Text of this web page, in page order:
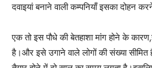
दवाइयां बनाने वाली कम्पनियाँ इसका दोहन
एक तो इस पौधे की बेतहाशा मांग होने के
है।और इसे उगाने वाले लोगों की संख्या